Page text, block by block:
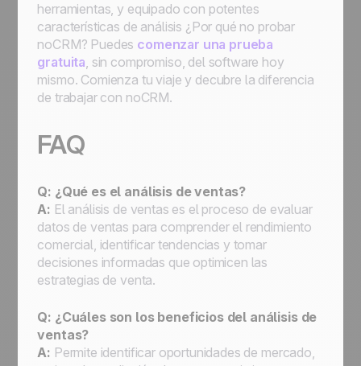
herramientas, y equipado con potentes
características de análisis ¿Por qué no probar
noCRM? Puedes comenzar una prueba
gratuita, sin compromiso, del software hoy
mismo. Comienza tu viaje y decubre la diferencia
de trabajar con noCRM.
FAQ
Q: ¿Qué es el análisis de ventas?
A: El análisis de ventas es el proceso de evaluar
datos de ventas para comprender el rendimiento
comercial, identificar tendencias y tomar
decisiones informadas que optimicen las
estrategias de venta.
Q: ¿Cuáles son los beneficios del análisis de
ventas?
A: Permite identificar oportunidades de mercado,